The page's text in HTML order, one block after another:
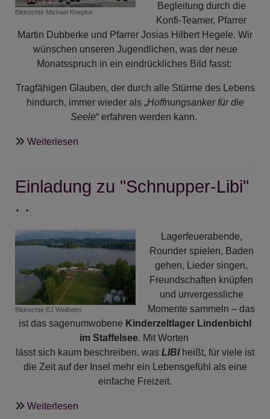
Bildrechte Michael Koepke
Begleitung durch die
Konfi-Teamer, Pfarrer
Martin Dubberke und Pfarrer Josias Hilbert Hegele. Wir
wünschen unseren Jugendlichen, was der neue
Monatsspruch in ein eindrückliches Bild fasst:
Tragfähigen Glauben, der durch alle Stürme des Lebens
hindurch, immer wieder als „Hoffnungsanker für die
Seele“ erfahren werden kann.
Weiterlesen
für
"unsere
.
Einladung zu "Schnupper-Libi"
. .
Bildrechte EJ Weilheim
Lagerfeuerabende,
Rounder spielen, Baden
gehen, Lieder singen,
Freundschaften knüpfen
und unvergessliche
Momente sammeln – das
ist das sagenumwobene Kinderzeltlager Lindenbichl
im Staffelsee. Mit Worten
lässt sich kaum beschreiben, was LIBIheißt, für viele ist
die Zeit auf der Insel mehr ein Lebensgefühl als eine
einfache Freizeit.
Weiterlesen